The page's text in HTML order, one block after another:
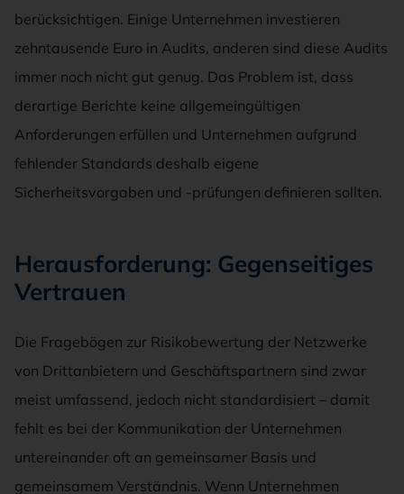
berücksichtigen. Einige Unternehmen investieren
zehntausende Euro in Audits, anderen sind diese Audits
immer noch nicht gut genug. Das Problem ist, dass
derartige Berichte keine allgemeingültigen
Anforderungen erfüllen und Unternehmen aufgrund
fehlender Standards deshalb eigene
Sicherheitsvorgaben und -prüfungen definieren sollten.
Herausforderung: Gegenseitiges
Vertrauen
Die Fragebögen zur Risikobewertung der Netzwerke
von Drittanbietern und Geschäftspartnern sind zwar
meist umfassend, jedoch nicht standardisiert – damit
fehlt es bei der Kommunikation der Unternehmen
untereinander oft an gemeinsamer Basis und
gemeinsamem Verständnis. Wenn Unternehmen